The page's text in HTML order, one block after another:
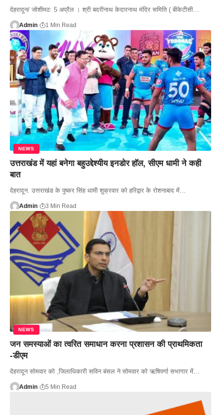
देहरादून/ जोशीमठ: 5 अप्रैल । श्री बदरीनाथ केदारनाथ मंदिर समिति ( बीकेटीसी…
Admin 1 Min Read
NEWS
उत्तराखंड में यहां बनेगा बहुउद्देश्यीय इनडोर हॉल, सीएम धामी ने कही
बात
देहरादून. उत्तराखंड के पुष्कर सिंह धामी शुक्रवार को हरिद्वार के रोशनाबाद में…
Admin 3 Min Read
NEWS
जन समस्याओं का त्वरित समाधान करना प्रशासन की प्राथमिकता
-डीएम
देहरादून सोमवार को ,जिलाधिकारी सविन बंसल ने सोमवार को ऋषिपर्णा सभागार में…
Admin 5 Min Read